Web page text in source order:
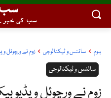
سب
سب کی خبر
ہوم سائنس و ٹیکنالوجی زوم نے ورچوئل
سائنس و ٹیکنالوجی
زوم نے ورچوئل ویڈیو